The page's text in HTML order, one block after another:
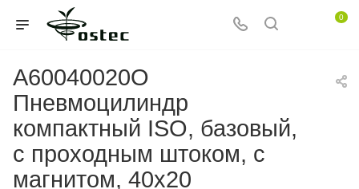
0
A60040020O
Пневмоцилиндр
компактный ISO, базовый,
с проходным штоком, с
магнитом, 40x20